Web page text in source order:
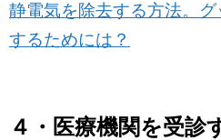
静電気を除去する方法。
するためには？
４・医療機関を受診